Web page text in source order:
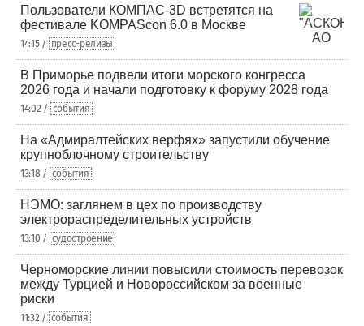
Пользователи КОМПАС-3D встретятся на
фестивале KOMPAScon 6.0 в Москве
14:15 / пресс-релизы
В Приморье подвели итоги морского конгресса
2026 года и начали подготовку к форуму 2028 года
14:02 / события
На «Адмиралтейских верфях» запустили обучение
крупноблочному строительству
13:18 / события
НЭМО: заглянем в цех по производству
электрораспределительных устройств
13:10 / судостроение
Черноморские линии повысили стоимость перевозок
между Турцией и Новороссийском за военные
риски
11:32 / события